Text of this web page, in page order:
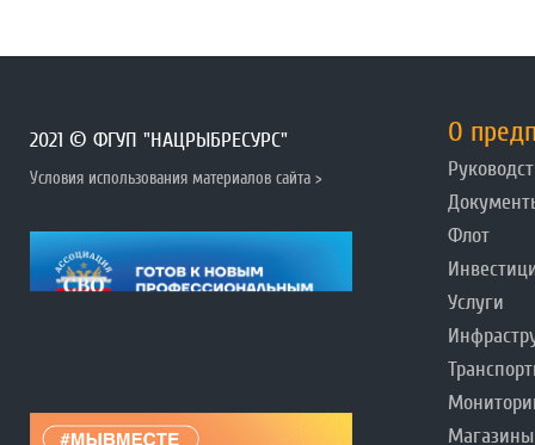
2021 © ФГУП "НАЦРЫБРЕСУРС"
Условия использования материалов сайта >
О
Флот
Услуги
Магазины